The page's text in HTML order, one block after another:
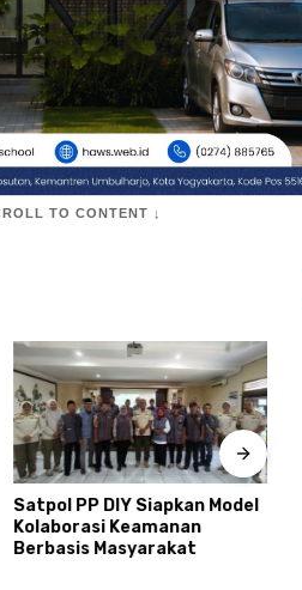
TO CONTENT ↓
Satpol PP DIY Siapkan Model
Kolaborasi Keamanan
Berbasis Masyarakat